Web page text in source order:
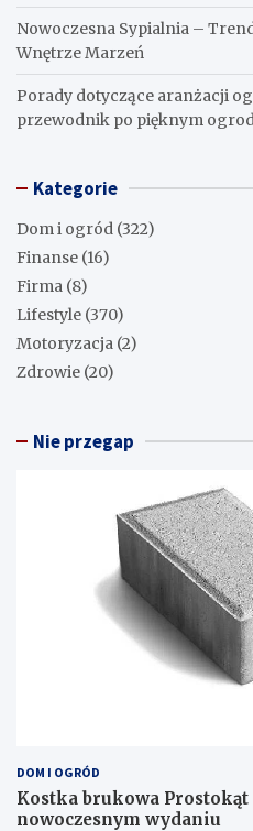
Nowoczesna Sypialnia –
Wnętrze Marzeń
Porady dotyczące aranżacji
przewodnik po pięknym
Kategorie
Dom i ogród (322)
Finanse (16)
Firma (8)
Lifestyle (370)
Motoryzacja (2)
Zdrowie (20)
Nie przegap
DOM I OGRÓD
Kostka brukowa
nowoczesnym wydaniu